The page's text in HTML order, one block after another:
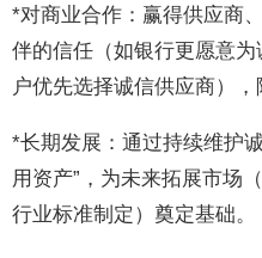
*对商业合作：赢得供应商
伴的信任（如银行更愿意
户优先选择诚信供应商）
*长期发展：通过持续维护
用资产”，为未来拓展市场
行业标准制定）奠定基础。